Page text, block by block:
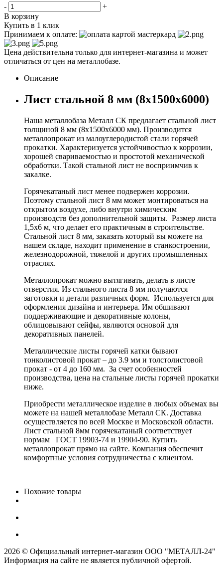
-
+
В корзину
Купить в 1 клик
Принимаем к оплате:
Цена действительна только для интернет-магазина и может
отличаться от цен на металлобазе.
Описание
Лист стальной 8 мм (8х1500х6000)
Наша металлобаза Металл СК предлагает стальной лист
толщиной 8 мм (8x1500x6000 мм). Производится
металлопрокат из малоуглеродистой стали горячей
прокатки. Характеризуется устойчивостью к коррозии,
хорошей свариваемостью и простотой механической
обработки. Такой стальной лист не восприимчив к
закалке.
Горячекатаный лист менее подвержен коррозии.
Поэтому стальной лист 8 мм может монтироваться на
открытом воздухе, либо внутри химическим
производств без дополнительной защиты. Размер листа
1,5х6 м, что делает его практичным в строительстве.
Стальной лист 8 мм, заказать который вы можете на
нашем складе, находит применение в станкостроении,
железнодорожной, тяжелой и других промышленных
отраслях.
Металлопрокат можно вытягивать, делать в листе
отверстия. Из стального листа 8 мм получаются
заготовки и детали различных форм. Используется для
оформления дизайна и интерьера. Им обшивают
поддерживающие и декоративные колоны,
облицовывают сейфы, являются основой для
декоративных панелей.
Металлические листы горячей катки бывают
тонколистовой прокат – до 3.9 мм и толстолистовой
прокат - от 4 до 160 мм. За счет особенностей
производства, цена на стальные листы горячей прокатки
ниже.
Приобрести металлическое изделие в любых объемах вы
можете на нашей металлобазе Металл СК. Доставка
осуществляется по всей Москве и Московской области.
Лист стальной 8мм горячекатаный соответствует
нормам ГОСТ 19903-74 и 19904-90. Купить
металлопрокат прямо на сайте. Компания обеспечит
комфортные условия сотрудничества с клиентом.
Похожие товары
2026 © Официальный интернет-магазин ООО "МЕТАЛЛ-24"
Информация на сайте не является публичной офертой.